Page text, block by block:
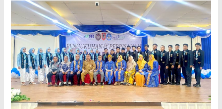
Pemkab
Balangan
Perkenalkan
Program
Kuliah
Gratis
“1.000
Sarjana”